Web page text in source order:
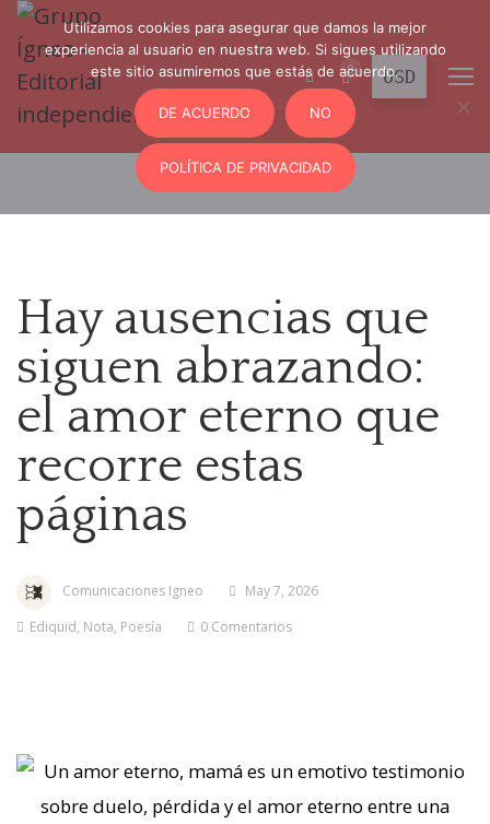
0
Hay ausencias que
siguen abrazando:
el amor eterno que
recorre estas
páginas
Comunicaciones Igneo
May 7, 2026
Ediquid, Nota, Poesía 0 Comentarios
Utilizamos cookies para asegurar que damos la mejor
experiencia al usuario en nuestra web. Si sigues utilizando
este sitio asumiremos que estás de acuerdo.
DE ACUERDO NO
POLÍTICA DE PRIVACIDAD